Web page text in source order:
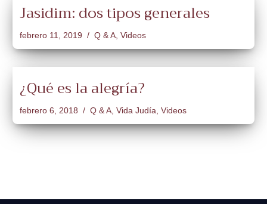
Jasidim: dos tipos generales
febrero 11, 2019 Q & A, Videos
¿Qué es la alegría?
febrero 6, 2018 Q & A, Vida Judía, Videos